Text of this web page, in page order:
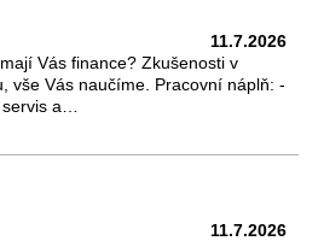
11.7.2026
Vás finance? Zkušenosti v
vše Vás naučíme. Pracovní náplň: -
a…
11.7.2026